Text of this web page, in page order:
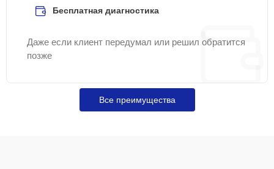
Бесплатная диагностика
Даже если клиент передумал или решил обратится
позже
Все преимущества